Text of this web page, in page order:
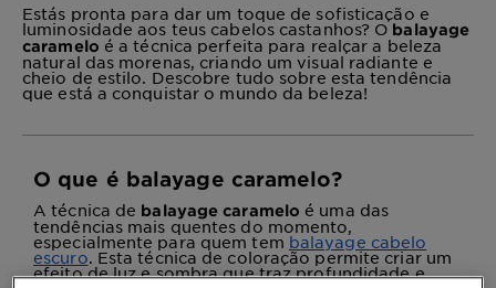
Estás pronta para dar um toque de sofisticação e
luminosidade aos teus cabelos castanhos? O balayage
caramelo é a técnica perfeita para realçar a beleza
natural das morenas, criando um visual radiante e
cheio de estilo. Descobre tudo sobre esta tendência
que está a conquistar o mundo da beleza!
O que é balayage caramelo?
A técnica de balayage caramelo é uma das
tendências mais quentes do momento,
especialmente para quem tem balayage cabelo
escuro. Esta técnica de coloração permite criar um
efeito de luz e sombra que traz profundidade e